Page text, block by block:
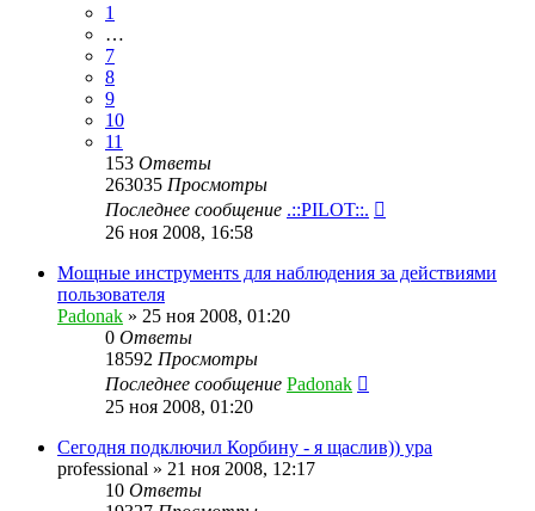
1
…
7
8
9
10
11
153 Ответы
263035 Просмотры
Последнее сообщение .::PILOT::.
26 ноя 2008, 16:58
Мощныe инструментs для наблюдения за действиями
пользователя
Padonak » 25 ноя 2008, 01:20
0 Ответы
18592 Просмотры
Последнее сообщение Padonak
25 ноя 2008, 01:20
Сегодня подключил Корбину - я щаслив)) ура
professional » 21 ноя 2008, 12:17
10 Ответы